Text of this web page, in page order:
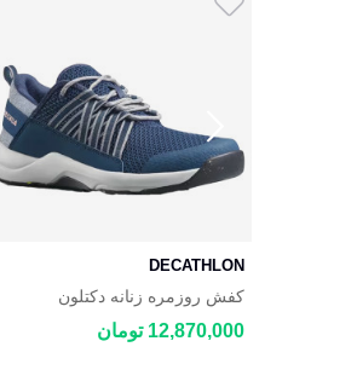
DECATHLON
کفش روزمره زنانه دکتلون
DECATHLON NH500 Fresh
12,870,000 تومان